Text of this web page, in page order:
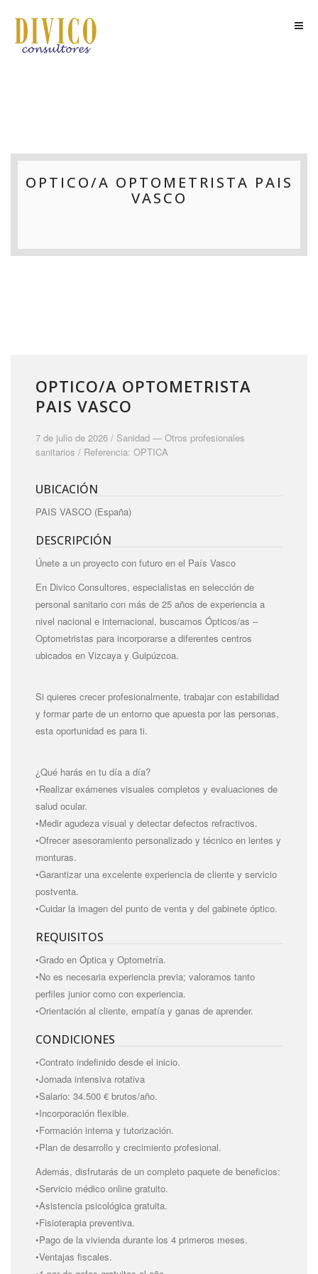
OPTICO/A OPTOMETRISTA PAIS
VASCO
OPTICO/A OPTOMETRISTA
PAIS VASCO
7 de julio de 2026 / Sanidad — Otros profesionales
sanitarios / Referencia: OPTICA
UBICACIÓN
PAIS VASCO (España)
DESCRIPCIÓN
Únete a un proyecto con futuro en el País Vasco
En Divico Consultores, especialistas en selección de
personal sanitario con más de 25 años de experiencia a
nivel nacional e internacional, buscamos Ópticos/as –
Optometristas para incorporarse a diferentes centros
ubicados en Vizcaya y Guipúzcoa.
Si quieres crecer profesionalmente, trabajar con estabilidad
y formar parte de un entorno que apuesta por las personas,
esta oportunidad es para ti.
¿Qué harás en tu día a día?
•Realizar exámenes visuales completos y evaluaciones de
salud ocular.
•Medir agudeza visual y detectar defectos refractivos.
•Ofrecer asesoramiento personalizado y técnico en lentes y
monturas.
•Garantizar una excelente experiencia de cliente y servicio
postventa.
•Cuidar la imagen del punto de venta y del gabinete óptico.
REQUISITOS
•Grado en Óptica y Optometría.
•No es necesaria experiencia previa; valoramos tanto
perfiles junior como con experiencia.
•Orientación al cliente, empatía y ganas de aprender.
CONDICIONES
•Contrato indefinido desde el inicio.
•Jornada intensiva rotativa
•Salario: 34.500 € brutos/año.
•Incorporación flexible.
•Formación interna y tutorización.
•Plan de desarrollo y crecimiento profesional.
Además, disfrutarás de un completo paquete de beneficios:
•Servicio médico online gratuito.
•Asistencia psicológica gratuita.
•Fisioterapia preventiva.
•Pago de la vivienda durante los 4 primeros meses.
•Ventajas fiscales.